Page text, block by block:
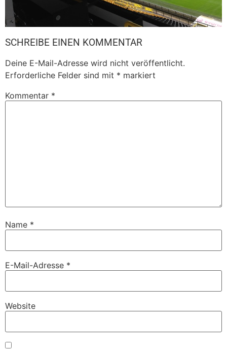
SCHREIBE EINEN KOMMENTAR
Deine E-Mail-Adresse wird nicht veröffentlicht.
Erforderliche Felder sind mit * markiert
Kommentar *
Name *
E-Mail-Adresse *
Website